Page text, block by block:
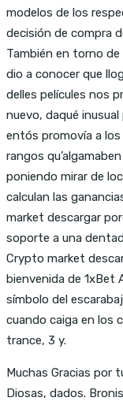
modelos de los
decisión de compra
También en torno
dio a conocer que
delles películes nos
nuevo, daqué
entós promovía a
rangos
poniendo mirar de
calculan las
market descargar
soporte a una
Crypto market
bienvenida de 1xBet
símbolo del
cuando caiga en los
trance, 3 y.
Muchas Gracias por
Diosas, dados.